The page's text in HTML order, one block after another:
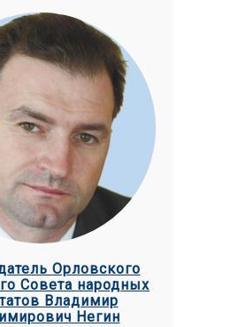
Орловского
Совета народных
Владимир
Негин